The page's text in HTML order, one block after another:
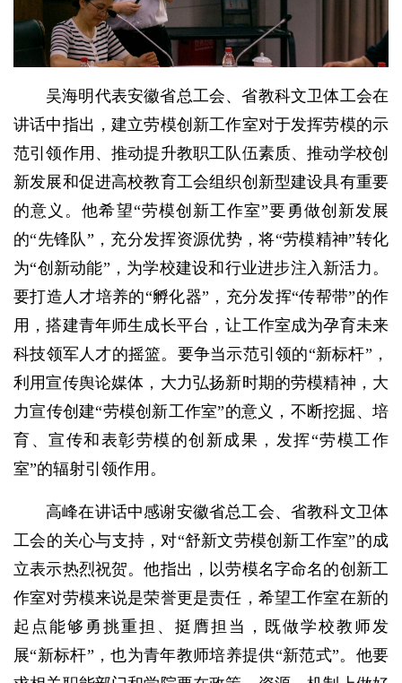
吴海明代表安徽省总工会、省教科文卫体工会在
讲话中指出，建立劳模创新工作室对于发挥劳模的示
范引领作用、推动提升教职工队伍素质、推动学校创
新发展和促进高校教育工会组织创新型建设具有重要
的意义。他希望“劳模创新工作室”要勇做创新发展
的“先锋队”，充分发挥资源优势，将“劳模精神”转化
为“创新动能”，为学校建设和行业进步注入新活力。
要打造人才培养的“孵化器”，充分发挥“传帮带”的作
用，搭建青年师生成长平台，让工作室成为孕育未来
科技领军人才的摇篮。要争当示范引领的“新标杆”，
利用宣传舆论媒体，大力弘扬新时期的劳模精神，大
力宣传创建“劳模创新工作室”的意义，不断挖掘、培
育、宣传和表彰劳模的创新成果，发挥“劳模工作
室”的辐射引领作用。
高峰在讲话中感谢安徽省总工会、省教科文卫体
工会的关心与支持，对“舒新文劳模创新工作室”的成
立表示热烈祝贺。他指出，以劳模名字命名的创新工
作室对劳模来说是荣誉更是责任，希望工作室在新的
起点能够勇挑重担、挺膺担当，既做学校教师发
展“新标杆”，也为青年教师培养提供“新范式”。他要